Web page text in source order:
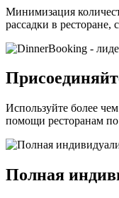
Минимизация
рассадки в
Используйте более
помощи ресторанам
Полная